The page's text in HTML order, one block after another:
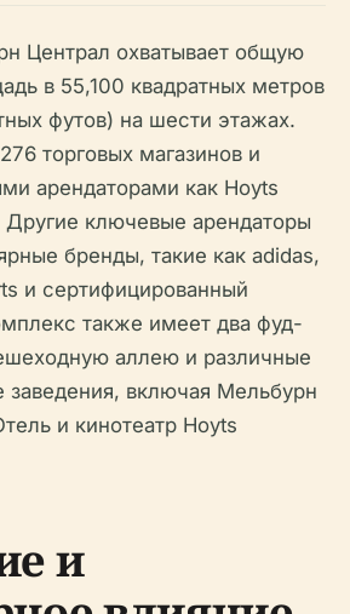
Централ охватывает общую
в 55,100 квадратных метров
футов) на шести этажах.
торговых магазинов и
арендаторами как Hoyts
Другие ключевые арендаторы
бренды, такие как adidas,
и сертифицированный
также имеет два фуд-
аллею и различные
заведения, включая Мельбурн
и кинотеатр Hoyts
и